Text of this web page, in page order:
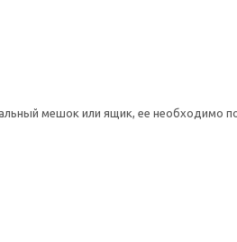
мешок или ящик, ее необходимо